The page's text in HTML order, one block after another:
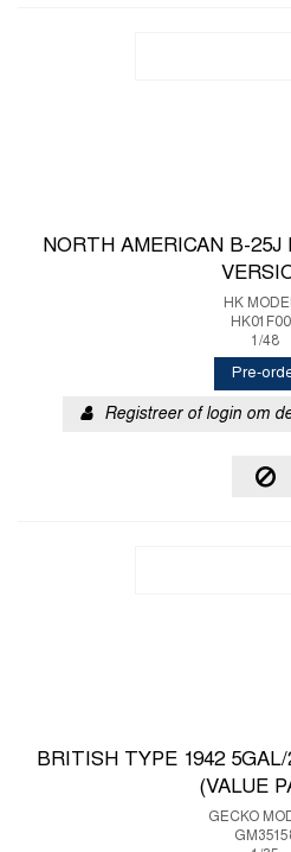
NORTH AMERICAN B-
HK
1/48
Pre-
Registreer of login om
BRITISH TYPE 1942 5GAL/
(VALUE
GECKO